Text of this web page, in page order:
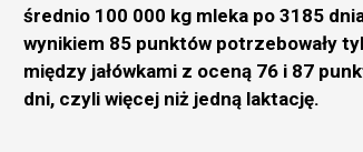
średnio 100 000 kg mleka po 3185
wynikiem 85 punktów potrzebowały
między jałówkami z oceną 76 i 87
dni, czyli więcej niż jedną laktację.